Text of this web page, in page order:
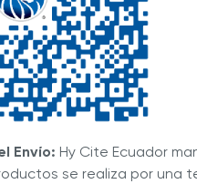
Envío: Hy Cite Ecuador
se realiza por una